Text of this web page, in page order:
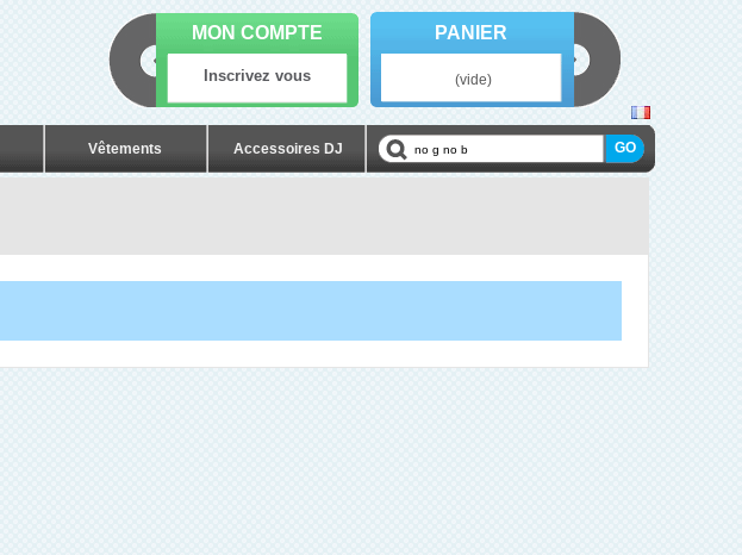
Vêtements Accessoires DJ
MON COMPTE
Inscrivez vous
PANIER
(vide)